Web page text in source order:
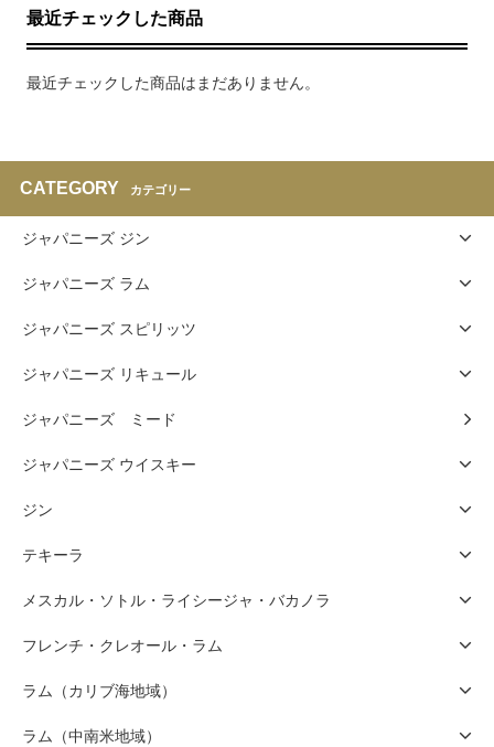
最近チェックした商品
最近チェックした商品はまだありません。
CATEGORY カテゴリー
ジャパニーズ ジン
ジャパニーズ ラム
ジャパニーズ スピリッツ
ジャパニーズ リキュール
ジャパニーズ ミード
ジャパニーズ ウイスキー
ジン
テキーラ
メスカル・ソトル・ライシージャ・バカノラ
フレンチ・クレオール・ラム
ラム（カリブ海地域）
ラム（中南米地域）